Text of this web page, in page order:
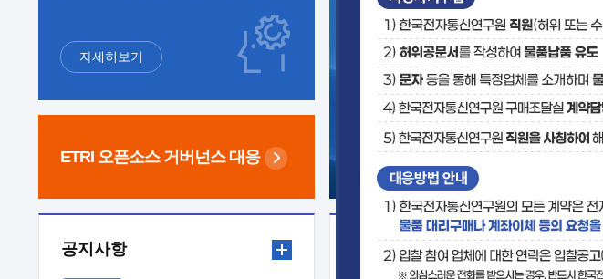
자세히보기
ETRI 오픈소스 거버넌스 대응
공지사항 보도자료